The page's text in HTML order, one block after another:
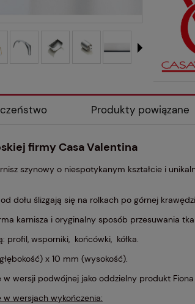
Produkty powiązane
firmy Casa Valentina
szynowy o niespotykanym kształcie i
dołu ślizgają się na rolkach po górnej
karnisza i oryginalny sposób przesuwania
profil, wsporniki, końcówki, kółka.
x 10 mm (wysokość).
w wersji podwójnej jako oddzielny produkt
w wersjach wykończenia: